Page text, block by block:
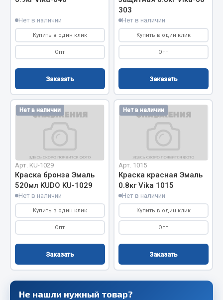
Система выпуска газа
Система охлаждения
Коробка передач
Рулевое управление
Весь раздел
Запчасти HOWO
Тормозная система
Подвеска
Система питания
Система выпуска газа
Система охлаждения
Нет в наличии
Купить в один клик
Опт
Заказать
303
Нет в наличии
Купить в один клик
Опт
Заказать
Нет в наличии
Арт. KU-1029
Краска бронза Эмаль
520мл KUDO KU-1029
Нет в наличии
Купить в один клик
Опт
Заказать
Нет в наличии
Арт. 1015
Краска красная Эмаль
0.8кг Vika 1015
Нет в наличии
Купить в один клик
Опт
Заказать
Не нашли нужный товар?